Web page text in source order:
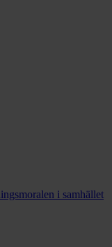
i samhället